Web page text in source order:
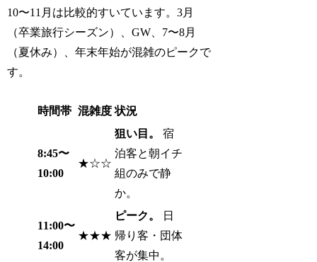
10〜11月は比較的すいています。3月
（卒業旅行シーズン）、GW、7〜8月
（夏休み）、年末年始が混雑のピークで
す。
時間帯 混雑度 状況
8:45〜
10:00
★☆☆
狙い目。
宿
泊客と朝イチ
組のみで静
か。
11:00〜
14:00
★★★
ピーク。
日
帰り客・団体
客が集中。